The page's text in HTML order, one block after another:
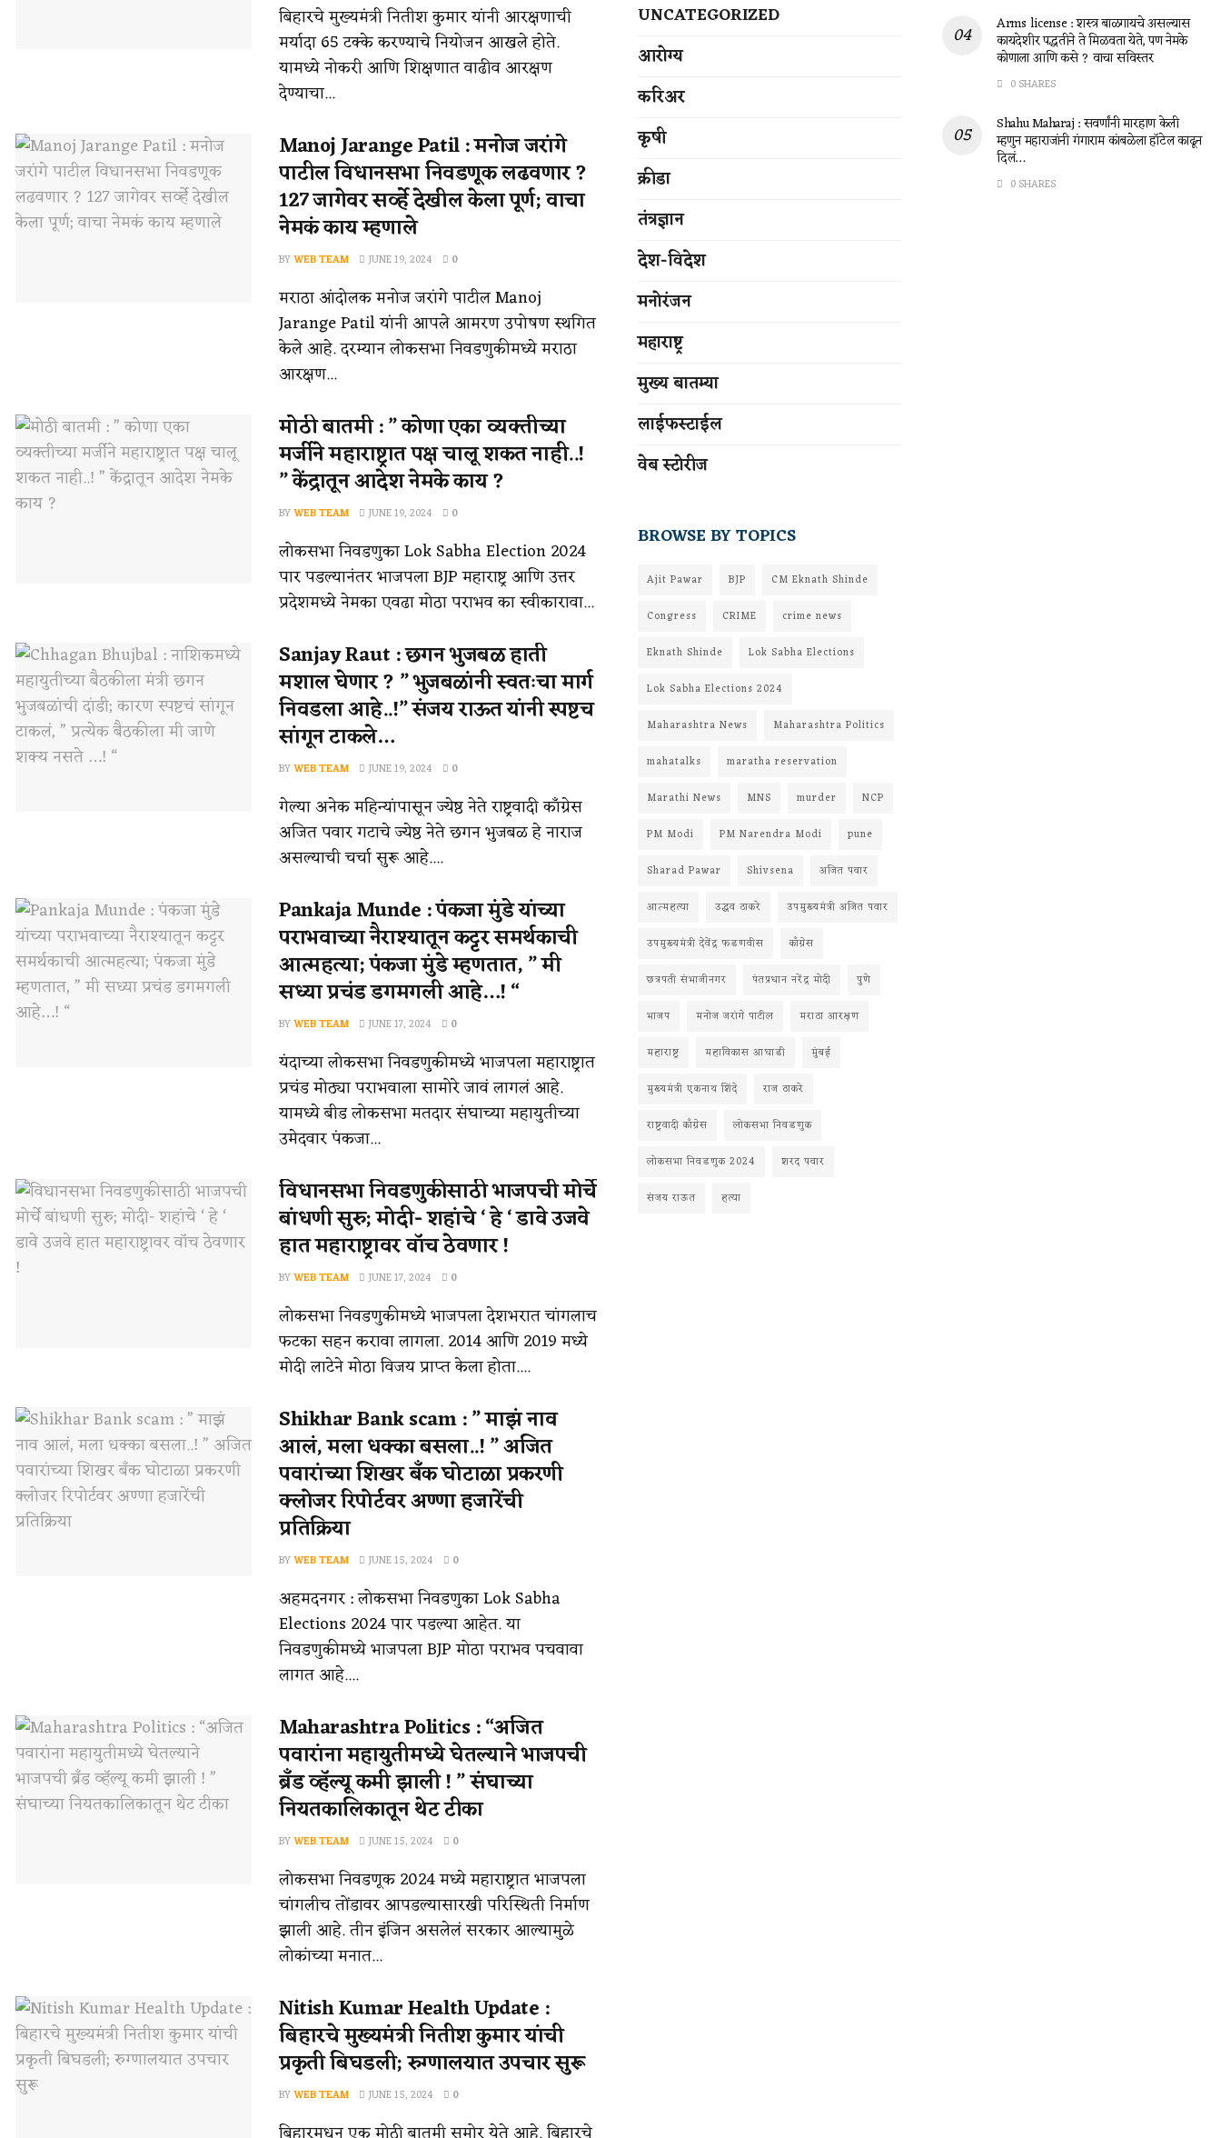
बिहारचे मुख्यमंत्री नितीश कुमार यांनी आरक्षणाची
मर्यादा 65 टक्के करण्याचे नियोजन आखले होते.
यामध्ये नोकरी आणि शिक्षणात वाढीव आरक्षण
देण्याचा...
Manoj Jarange Patil : मनोज जरांगे
पाटील विधानसभा निवडणूक लढवणार ?
127 जागेवर सर्व्हे देखील केला पूर्ण; वाचा
नेमकं काय म्हणाले
BYWEB TEAM JUNE 19, 2024 0
मराठा आंदोलक मनोज जरांगे पाटील Manoj
Jarange Patil यांनी आपले आमरण उपोषण स्थगित
केले आहे. दरम्यान लोकसभा निवडणुकीमध्ये मराठा
आरक्षण...
मोठी बातमी : ” कोणा एका व्यक्तीच्या
मर्जीने महाराष्ट्रात पक्ष चालू शकत नाही..!
” केंद्रातून आदेश नेमके काय ?
BYWEB TEAM JUNE 19, 2024 0
लोकसभा निवडणुका Lok Sabha Election 2024
पार पडल्यानंतर भाजपला BJP महाराष्ट्र आणि उत्तर
प्रदेशमध्ये नेमका एवढा मोठा पराभव का स्वीकारावा...
Sanjay Raut : छगन भुजबळ हाती
मशाल घेणार ? ” भुजबळांनी स्वतःचा मार्ग
निवडला आहे..!” संजय राऊत यांनी स्पष्टच
सांगून टाकले…
BYWEB TEAM JUNE 19, 2024 0
गेल्या अनेक महिन्यांपासून ज्येष्ठ नेते राष्ट्रवादी काँग्रेस
अजित पवार गटाचे ज्येष्ठ नेते छगन भुजबळ हे नाराज
असल्याची चर्चा सुरू आहे....
Pankaja Munde : पंकजा मुंडे यांच्या
पराभवाच्या नैराश्यातून कट्टर समर्थकाची
आत्महत्या; पंकजा मुंडे म्हणतात, ” मी
सध्या प्रचंड डगमगली आहे…! “
BYWEB TEAM JUNE 17, 2024 0
यंदाच्या लोकसभा निवडणुकीमध्ये भाजपला महाराष्ट्रात
प्रचंड मोठ्या पराभवाला सामोरे जावं लागलं आहे.
यामध्ये बीड लोकसभा मतदार संघाच्या महायुतीच्या
उमेदवार पंकजा...
विधानसभा निवडणुकीसाठी भाजपची मोर्चे
बांधणी सुरु; मोदी- शहांचे ‘ हे ‘ डावे उजवे
हात महाराष्ट्रावर वॉच ठेवणार !
BYWEB TEAM JUNE 17, 2024 0
लोकसभा निवडणुकीमध्ये भाजपला देशभरात चांगलाच
फटका सहन करावा लागला. 2014 आणि 2019 मध्ये
मोदी लाटेने मोठा विजय प्राप्त केला होता....
Shikhar Bank scam : ” माझं नाव
आलं, मला धक्का बसला..! ” अजित
पवारांच्या शिखर बँक घोटाळा प्रकरणी
क्लोजर रिपोर्टवर अण्णा हजारेंची
प्रतिक्रिया
BYWEB TEAM JUNE 15, 2024 0
अहमदनगर : लोकसभा निवडणुका Lok Sabha
Elections 2024 पार पडल्या आहेत. या
निवडणुकीमध्ये भाजपला BJP मोठा पराभव पचवावा
लागत आहे....
Maharashtra Politics : “अजित
पवारांना महायुतीमध्ये घेतल्याने भाजपची
ब्रँड व्हॅल्यू कमी झाली ! ” संघाच्या
नियतकालिकातून थेट टीका
BYWEB TEAM JUNE 15, 2024 0
लोकसभा निवडणूक 2024 मध्ये महाराष्ट्रात भाजपला
चांगलीच तोंडावर आपडल्यासारखी परिस्थिती निर्माण
झाली आहे. तीन इंजिन असलेलं सरकार आल्यामुळे
लोकांच्या मनात...
Nitish Kumar Health Update :
बिहारचे मुख्यमंत्री नितीश कुमार यांची
प्रकृती बिघडली; रुग्णालयात उपचार सुरू
BYWEB TEAM JUNE 15, 2024 0
UNCATEGORIZED
आरोग्य
करिअर
कृषी
क्रीडा
तंत्रज्ञान
देश-विदेश
मनोरंजन
महाराष्ट्र
मुख्य बातम्या
लाईफस्टाईल
वेब स्टोरीज
BROWSE BY TOPICS
Ajit Pawar BJP
CM Eknath Shinde
Congress
CRIME
crime news
Eknath Shinde
Lok Sabha Elections
Lok Sabha Elections 2024
Maharashtra News
Maharashtra Politics
mahatalks
maratha reservation
Marathi News
MNS murder
NCP
PM Modi
PM Narendra Modi
pune
Sharad Pawar
Shivsena
अजित पवार
आत्महत्या
उद्धव ठाकरे
उपमुख्यमंत्री अजित पवार
उपमुख्यमंत्री देवेंद्र फडणवीस
काँग्रेस
छत्रपती संभाजीनगर
पंतप्रधान नरेंद्र मोदी
पुणे
भाजप
मनोज जरांगे पाटील
मराठा आरक्षण
महाराष्ट्र
महाविकास आघाडी
मुंबई
मुख्यमंत्री एकनाथ शिंदे
राज ठाकरे
राष्ट्रवादी काँग्रेस
लोकसभा निवडणुक
लोकसभा निवडणुक 2024
शरद पवार
संजय राऊत
हत्या
Arms license : शस्त्र बाळगायचे असल्यास
कायदेशीर पद्धतीने ते मिळवता येते, पण नेमके
कोणाला आणि कसे ? वाचा सविस्तर
0 SHARES
Shahu Maharaj : सवर्णांनी मारहाण केली
म्हणुन महाराजांनी गंगाराम कांबळेला हॉटेल काढून
दिलं…
0 SHARES